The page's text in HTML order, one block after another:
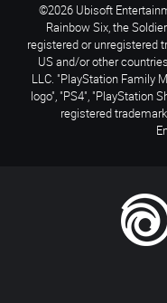
©2026 Ubisoft
Rainbow Six, the
registered or unregistered
US and/or other
LLC. "PlayStation Family
logo", "PS4", "PlayStation
registered